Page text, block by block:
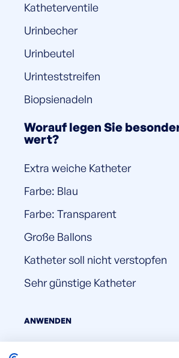
Katheterventile
Urinbecher
Urinbeutel
Urinteststreifen
Biopsienadeln
Worauf legen Sie
wert?
Extra weiche Katheter
Farbe: Blau
Farbe: Transparent
Große Ballons
Katheter soll nicht verstopfen
Sehr günstige Katheter
ANWENDEN